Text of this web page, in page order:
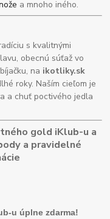
a mnoho iného.
s kvalitnými
obecnú súťaž vo
na ikotliky.sk
roky. Naším cieľom je
a chuť poctivého jedla
gold iKlub-u a
a pravidelné
u úplne zdarma!